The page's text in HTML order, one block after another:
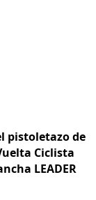
pistoletazo de
Ciclista
LEADER